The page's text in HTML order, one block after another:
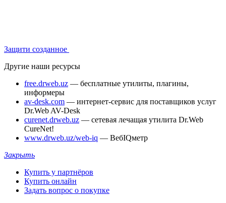
Защити созданное
Другие наши ресурсы
free.drweb.uz — бесплатные утилиты, плагины,
информеры
av-desk.com — интернет-сервис для поставщиков услуг
Dr.Web AV-Desk
curenet.drweb.uz — сетевая лечащая утилита Dr.Web
CureNet!
www.drweb.uz/web-iq — ВебIQметр
Закрыть
Купить у партнёров
Купить онлайн
Задать вопрос о покупке